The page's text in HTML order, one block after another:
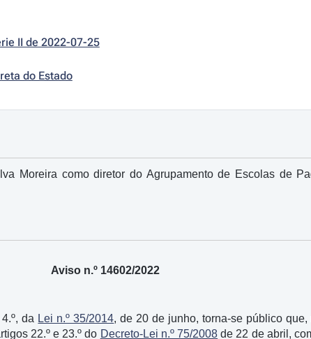
II de 2022-07-25
do Estado
Moreira como diretor do Agrupamento de Escolas de
Aviso n.º 14602/2022
da Lei n.º 35/2014, de 20 de junho, torna-se público
22.º e 23.º do Decreto-Lei n.º 75/2008 de 22 de abril,